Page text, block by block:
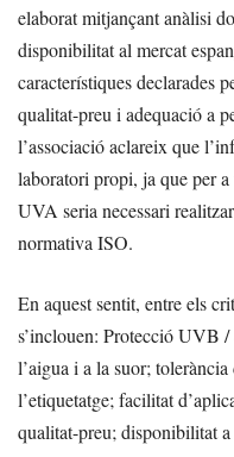
elaborat mitjançant anàlisi
disponibilitat al mercat
característiques declarades
qualitat-preu i adequació a
l’associació aclareix que
laboratori propi, ja que per
UVA seria necessari
normativa ISO.
En aquest sentit, entre els
s’inclouen: Protecció UVB
l’aigua i a la suor;
l’etiquetatge; facilitat
qualitat-preu; disponibilitat